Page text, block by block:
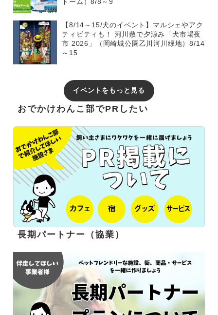
【8/14～15/犬のイベント】マルシェやアク
ティビティも！ 河川敷で夕涼み「犬市場夜
市 2026」（岡崎城公園乙川河川緑地）8/14
～15
イベントをもっと見る
おでかけわんこ部でPRしたい
長期パートナー（協業）